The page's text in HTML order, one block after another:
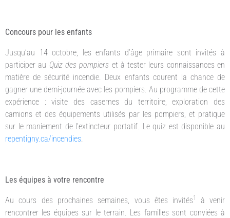
Concours pour les enfants
Jusqu’au 14 octobre, les enfants d’âge primaire sont invités à
participer au Quiz des pompiers et à tester leurs connaissances en
matière de sécurité incendie. Deux enfants courent la chance de
gagner une demi-journée avec les pompiers. Au programme de cette
expérience : visite des casernes du territoire, exploration des
camions et des équipements utilisés par les pompiers, et pratique
sur le maniement de l’extincteur portatif. Le quiz est disponible au
repentigny.ca/incendies.
Les équipes à votre rencontre
Au cours des prochaines semaines, vous êtes invités1 à venir
rencontrer les équipes sur le terrain. Les familles sont conviées à